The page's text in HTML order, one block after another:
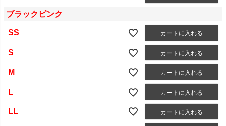
ブラックピンク
SS カートに入れる
S カートに入れる
M カートに入れる
L カートに入れる
LL カートに入れる